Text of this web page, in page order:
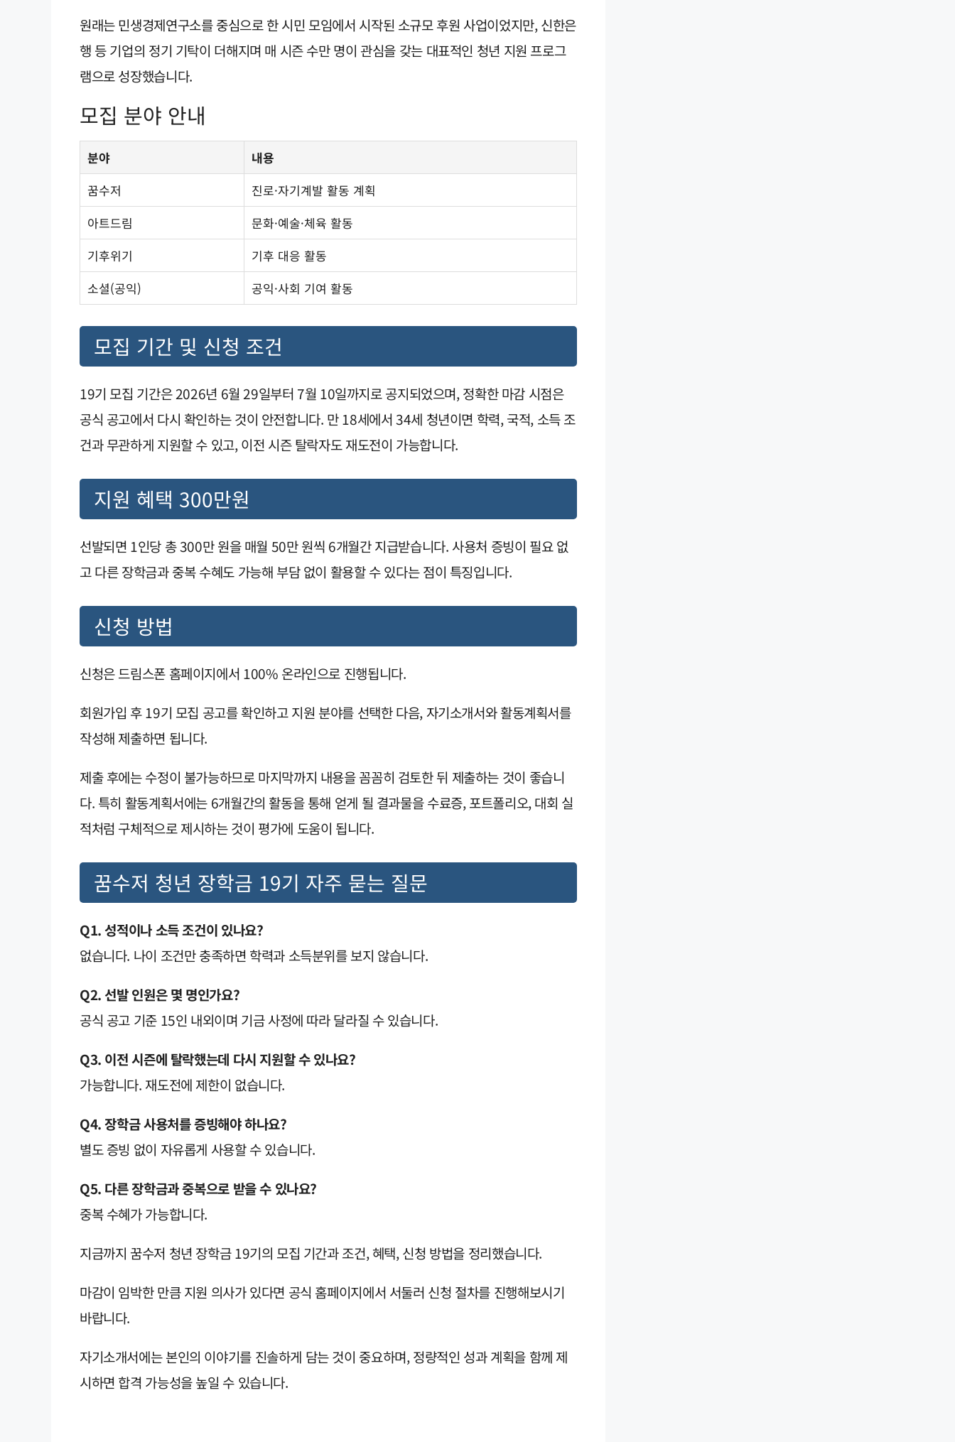
원래는 민생경제연구소를 중심으로 한 시민 모임에서 시작된 소규모 후원 사업이었지만, 신한은
행 등 기업의 정기 기탁이 더해지며 매 시즌 수만 명이 관심을 갖는 대표적인 청년 지원 프로그
램으로 성장했습니다.
모집 분야 안내
분야
내용
꿈수저
진로·자기계발 활동 계획
아트드림
문화·예술·체육 활동
기후위기
기후 대응 활동
소셜(공익)
공익·사회 기여 활동
모집 기간 및 신청 조건
19기 모집 기간은 2026년 6월 29일부터 7월 10일까지로 공지되었으며, 정확한 마감 시점은
공식 공고에서 다시 확인하는 것이 안전합니다. 만 18세에서 34세 청년이면 학력, 국적, 소득 조
건과 무관하게 지원할 수 있고, 이전 시즌 탈락자도 재도전이 가능합니다.
지원 혜택 300만원
선발되면 1인당 총 300만 원을 매월 50만 원씩 6개월간 지급받습니다. 사용처 증빙이 필요 없
고 다른 장학금과 중복 수혜도 가능해 부담 없이 활용할 수 있다는 점이 특징입니다.
신청 방법
신청은 드림스폰 홈페이지에서 100% 온라인으로 진행됩니다.
회원가입 후 19기 모집 공고를 확인하고 지원 분야를 선택한 다음, 자기소개서와 활동계획서를
작성해 제출하면 됩니다.
제출 후에는 수정이 불가능하므로 마지막까지 내용을 꼼꼼히 검토한 뒤 제출하는 것이 좋습니
다. 특히 활동계획서에는 6개월간의 활동을 통해 얻게 될 결과물을 수료증, 포트폴리오, 대회 실
적처럼 구체적으로 제시하는 것이 평가에 도움이 됩니다.
꿈수저 청년 장학금 19기 자주 묻는 질문
Q1. 성적이나 소득 조건이 있나요?
없습니다. 나이 조건만 충족하면 학력과 소득분위를 보지 않습니다.
Q2. 선발 인원은 몇 명인가요?
공식 공고 기준 15인 내외이며 기금 사정에 따라 달라질 수 있습니다.
Q3. 이전 시즌에 탈락했는데 다시 지원할 수 있나요?
가능합니다. 재도전에 제한이 없습니다.
Q4. 장학금 사용처를 증빙해야 하나요?
별도 증빙 없이 자유롭게 사용할 수 있습니다.
Q5. 다른 장학금과 중복으로 받을 수 있나요?
중복 수혜가 가능합니다.
지금까지 꿈수저 청년 장학금 19기의 모집 기간과 조건, 혜택, 신청 방법을 정리했습니다.
마감이 임박한 만큼 지원 의사가 있다면 공식 홈페이지에서 서둘러 신청 절차를 진행해보시기
바랍니다.
자기소개서에는 본인의 이야기를 진솔하게 담는 것이 중요하며, 정량적인 성과 계획을 함께 제
시하면 합격 가능성을 높일 수 있습니다.